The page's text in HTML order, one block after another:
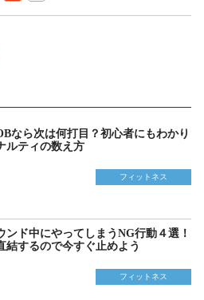
なら次は何打目？初心者にもわかり
ルティの数え方
フィットネス
ンド中にやってしまうNG行動４選！
結するので今すぐ止めよう
フィットネス